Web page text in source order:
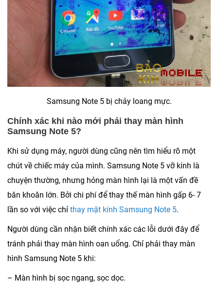
Samsung Note 5 bị chảy loang mực.
Chính xác khi nào mới phải thay màn hình
Samsung Note 5?
Khi sử dụng máy, người dùng cũng nên tìm hiểu rõ một
chút về chiếc máy của mình. Samsung Note 5 vỡ kính là
chuyện thường, nhưng hỏng màn hình lại là một vấn đề
băn khoăn lớn. Bởi chi phí để thay thế màn hình gấp 6- 7
lần so với việc chỉ thay mặt kính Samsung Note 5.
Người dùng cần nhận biết chính xác các lỗi dưới đây để
tránh phải thay màn hình oan uổng. Chỉ phải thay màn
hình Samsung Note 5 khi:
– Màn hình bị sọc ngang, sọc dọc.